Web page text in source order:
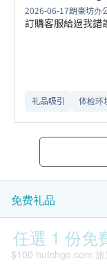
2026-06-17朗豪坊办
訂購客服給過我錯
礼品吸引 体检环
免费礼品
任選 1 份免
$100 hutchgo.com 旅